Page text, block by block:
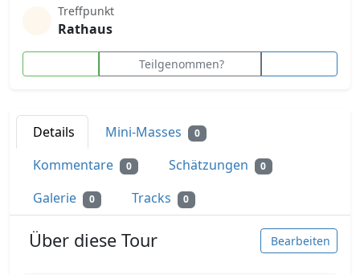
Treffpunkt
Rathaus
Teilgenommen?
Details Mini-Masses 0
Kommentare 0 Schätzungen 0
Galerie 0 Tracks 0
Über diese Tour Bearbeiten